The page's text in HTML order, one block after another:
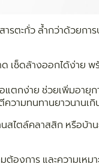
รตะกั่ว ล้ำกว่าด้วยกา
ด เช็ดล้างออกได้ง่าย
ตกง่าย ช่วยเพิ่มอายุก
วามทนทานยาวนานเกิ
สไตล์คลาสสิก หรือบ้า
ต้องการ และความเหม